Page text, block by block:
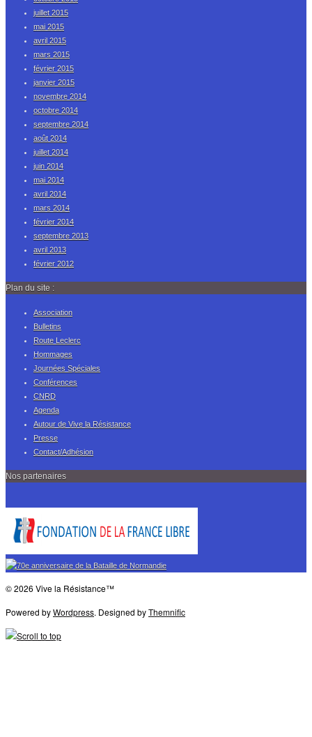
juillet 2015
mai 2015
avril 2015
mars 2015
février 2015
janvier 2015
novembre 2014
octobre 2014
septembre 2014
août 2014
juillet 2014
juin 2014
mai 2014
avril 2014
mars 2014
février 2014
septembre 2013
avril 2013
février 2012
Plan du site :
Association
Bulletins
Route Leclerc
Hommages
Journées Spéciales
Conférences
CNRD
Agenda
Autour de Vive la Résistance
Presse
Contact/Adhésion
Nos partenaires
© 2026 Vive la Résistance™
Powered byWordpress. Designed byThemnific